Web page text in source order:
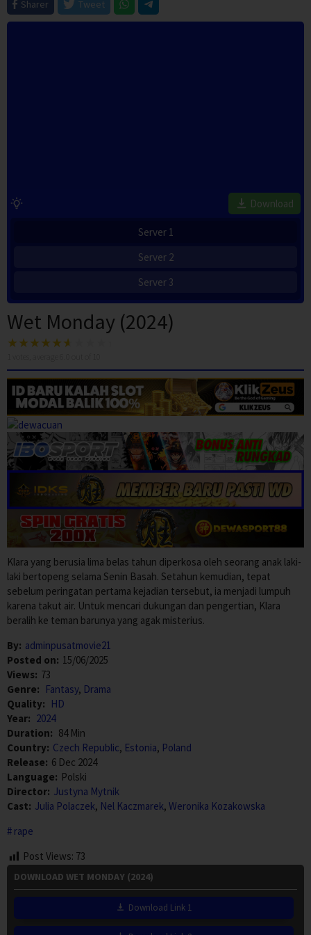
Sharer
Tweet
Download
Server 1
Server 2
Server 3
Wet Monday (2024)
Klara yang berusia lima belas tahun diperkosa oleh seorang anak laki-
laki bertopeng selama Senin Basah. Setahun kemudian, tepat
sebelum peringatan pertama kejadian tersebut, ia menjadi lumpuh
karena takut air. Untuk mencari dukungan dan pengertian, Klara
beralih ke teman barunya yang agak misterius.
By: adminpusatmovie21
Posted on: 15/06/2025
Views: 73
Genre: Fantasy, Drama
Quality: HD
Year: 2024
Duration: 84 Min
Country: Czech Republic, Estonia, Poland
Release: 6 Dec 2024
Language: Polski
Director: Justyna Mytnik
Cast: Julia Polaczek, Nel Kaczmarek, Weronika Kozakowska
rape
Post Views: 73
DOWNLOAD WET MONDAY (2024)
Download Link 1